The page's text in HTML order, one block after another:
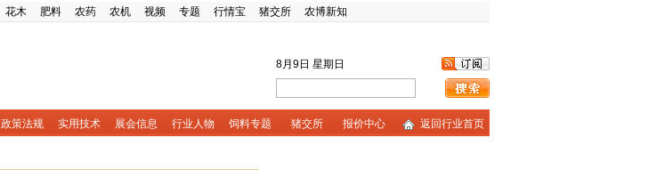
花木 肥料 农药 农机 视频 专题 行情宝 猪交所 农博新知
8月9日 星期日
政策法规 实用技术 展会信息 行业人物 饲料专题 猪交所 报价中心 返回行业首页